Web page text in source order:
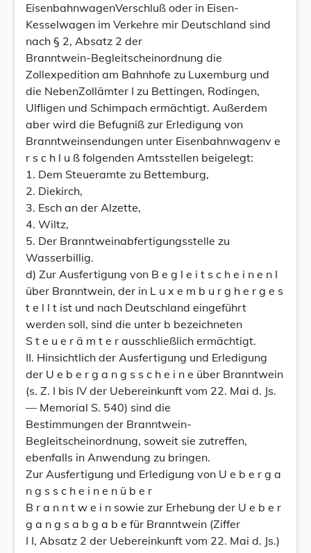
EisenbahnwagenVerschluß oder in Eisen-
Kesselwagen im Verkehre mir Deutschland sind
nach § 2, Absatz 2 der
Branntwein-Begleitscheinordnung die
Zollexpedition am Bahnhofe zu Luxemburg und
die NebenZollämter I zu Bettingen, Rodingen,
Ulfligen und Schimpach ermächtigt. Außerdem
aber wird die Befugniß zur Erledigung von
Branntweinsendungen unter Eisenbahnwagenv e
r s c h l u ß folgenden Amtsstellen beigelegt:
1. Dem Steueramte zu Bettemburg,
2. Diekirch,
3. Esch an der Alzette,
4. Wiltz,
5. Der Branntweinabfertigungsstelle zu
Wasserbillig.
d) Zur Ausfertigung von B e g l e i t s c h e i n e n I
über Branntwein, der in L u x e m b u r g h e r g e s
t e l l t ist und nach Deutschland eingeführt
werden soll, sind die unter b bezeichneten
S t e u e r ä m t e r ausschließlich ermächtigt.
II. Hinsichtlich der Ausfertigung und Erledigung
der U e b e r g a n g s s c h e i n e über Branntwein
(s. Z. I bis IV der Uebereinkunft vom 22. Mai d. Js.
— Memorial S. 540) sind die
Bestimmungen der Branntwein-
Begleitscheinordnung, soweit sie zutreffen,
ebenfalls in Anwendung zu bringen.
Zur Ausfertigung und Erledigung von U e b e r g a
n g s s c h e i n e n ü b e r
B r a n n t w e i n sowie zur Erhebung der U e b e r
g a n g s a b g a b e für Branntwein (Ziffer
I I, Absatz 2 der Uebereinkunft vom 22. Mai d. Js.)